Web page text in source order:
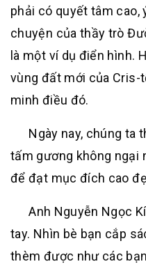
phải có quyết tâm cao,
chuyện của thầy trò
là một ví dụ điển hình.
vùng đất mới của Cris-
minh điều đó.
Ngày nay, chúng ta
tấm gương không ngại
để đạt mục đích cao
Anh Nguyễn Ngọc
tay. Nhìn bè bạn cắp
thèm được như các